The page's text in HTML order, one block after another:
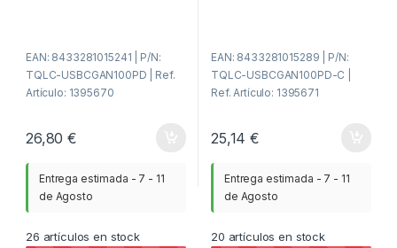
EAN: 8433281015241 | P/N:
TQLC-USBCGAN100PD | Ref.
Artículo: 1395670
26,80€
Entrega estimada - 7 - 11
de Agosto
26 artículos en stock
EAN: 8433281015289 | P/N:
TQLC-USBCGAN100PD-C |
Ref. Artículo: 1395671
25,14€
Entrega estimada - 7 - 11
de Agosto
20 artículos en stock